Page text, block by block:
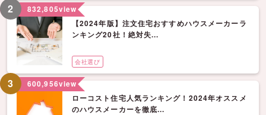
2 832,805view
【2024年版】注文住宅おすすめハウスメーカーラ
ンキング20社！絶対失...
会社選び
3 600,956view
ローコスト住宅人気ランキング！2024年オススメ
のハウスメーカーを徹底...